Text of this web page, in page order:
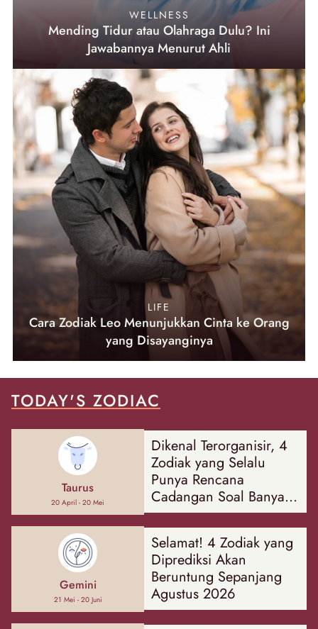
WELLNESS
Mending Tidur atau Olahraga Dulu? Ini
Jawabannya Menurut Ahli
LIFE
Cara Zodiak Leo Menunjukkan Cinta ke Orang
yang Disayanginya
TODAY'S ZODIAC
Taurus
20 April - 20 Mei
Dikenal Terorganisir, 4
Zodiak yang Selalu
Punya Rencana
Cadangan Soal Banyak
Hal
Gemini
21 Mei - 20 Juni
Selamat! 4 Zodiak yang
Diprediksi Akan
Beruntung Sepanjang
Agustus 2026